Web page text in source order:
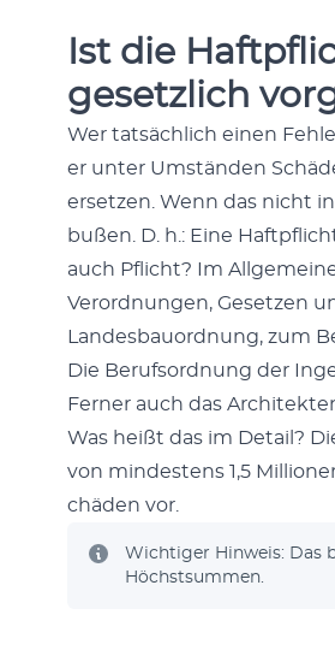
Ist die
gesetzlich
Wer tat­säch­lich einen
er unter Umstän­den
erset­zen. Wenn das nicht
bußen. D. h.: Eine
auch Pflicht? Im
Verord­nun­gen, Geset­zen
Lan­des­bauord­nung, zum
Die Beruf­sor­d­nung der
Fern­er auch das
Was heißt das im Detail?
von min­destens 1,5
chä­den vor.
Wichtiger Hin­weis: Das
Höch­st­sum­men.